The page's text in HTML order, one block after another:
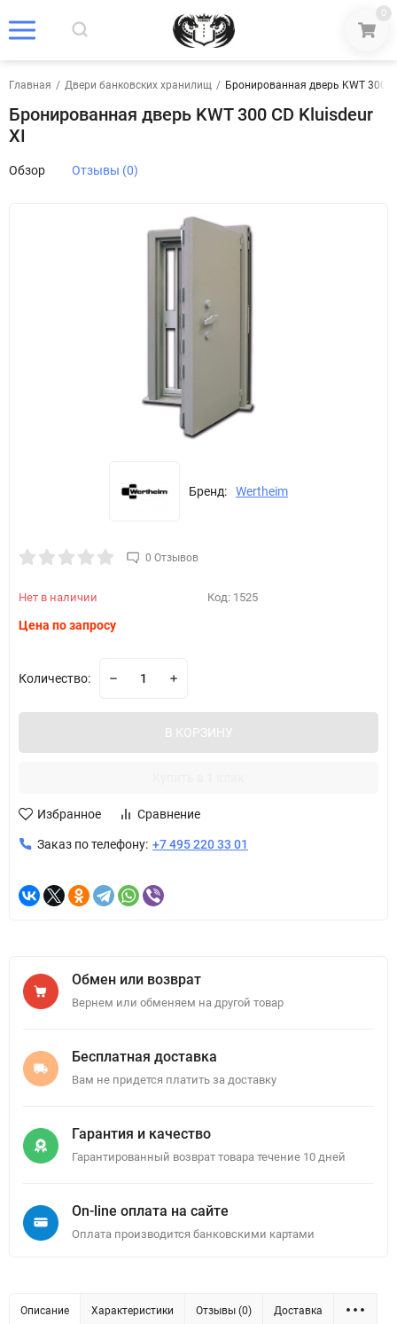
0
Главная / Двери банковских хранилищ / Бронированная дверь KWT 300
Бронированная дверь KWT 300 CD Kluisdeur
XI
Обзор Отзывы (0)
Бренд: Wertheim
0 Отзывов
Нет в наличии Код: 1525
Цена по запросу
Количество:
В КОРЗИНУ
Избранное Сравнение
Заказ по телефону: +7 495 220 33 01
Обмен или возврат
Вернем или обменяем на другой товар
Бесплатная доставка
Вам не придется платить за доставку
Гарантия и качество
Гарантированный возврат товара течение 10 дней
On-line оплата на сайте
Оплата производится банковскими картами
Описание Характеристики Отзывы (0) Доставка